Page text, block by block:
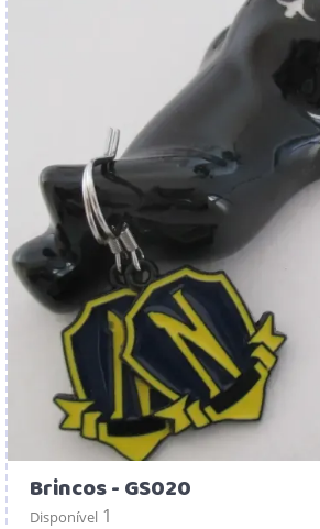
Brincos - GS020
Disponível 1